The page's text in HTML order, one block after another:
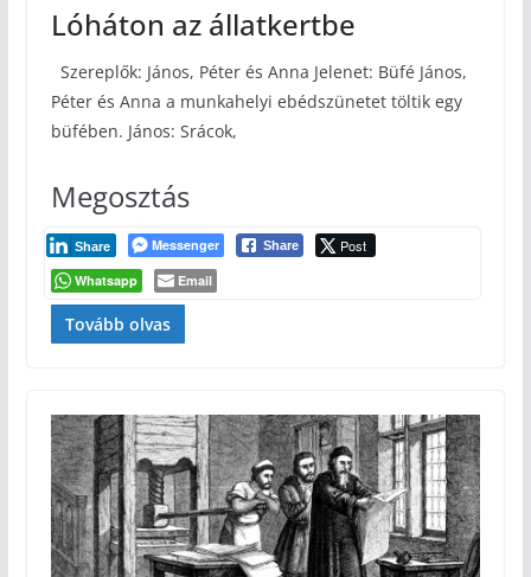
Lóháton az állatkertbe
Szereplők: János, Péter és Anna Jelenet: Büfé János,
Péter és Anna a munkahelyi ebédszünetet töltik egy
büfében. János: Srácok,
Megosztás
Messenger Share Post
Share
Whatsapp Email
Tovább olvas